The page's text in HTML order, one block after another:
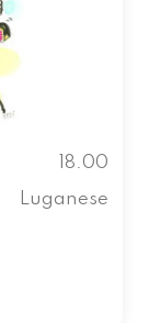
18.00
Luganese